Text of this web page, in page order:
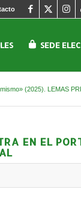
SEDE
(2025). LEMAS
EN EL